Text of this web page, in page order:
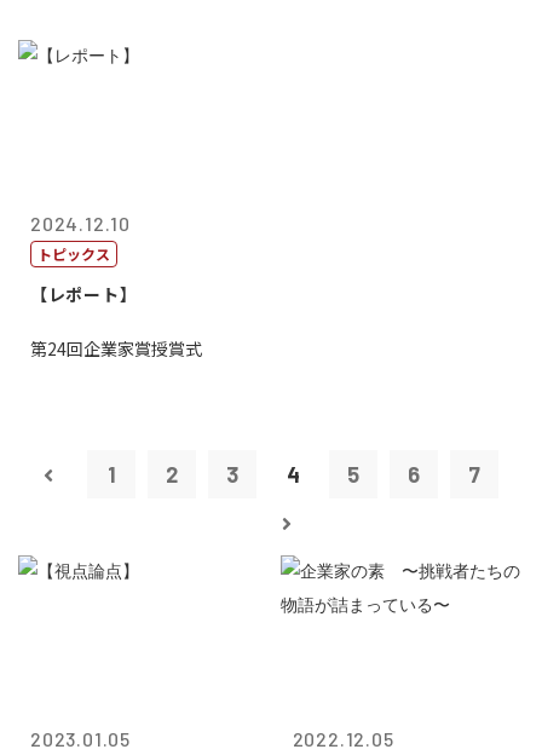
2024.12.10
トピックス
【レポート】
第24回企業家賞授賞式
1 2 3 4 5 6 7
2023.01.05 2022.12.05